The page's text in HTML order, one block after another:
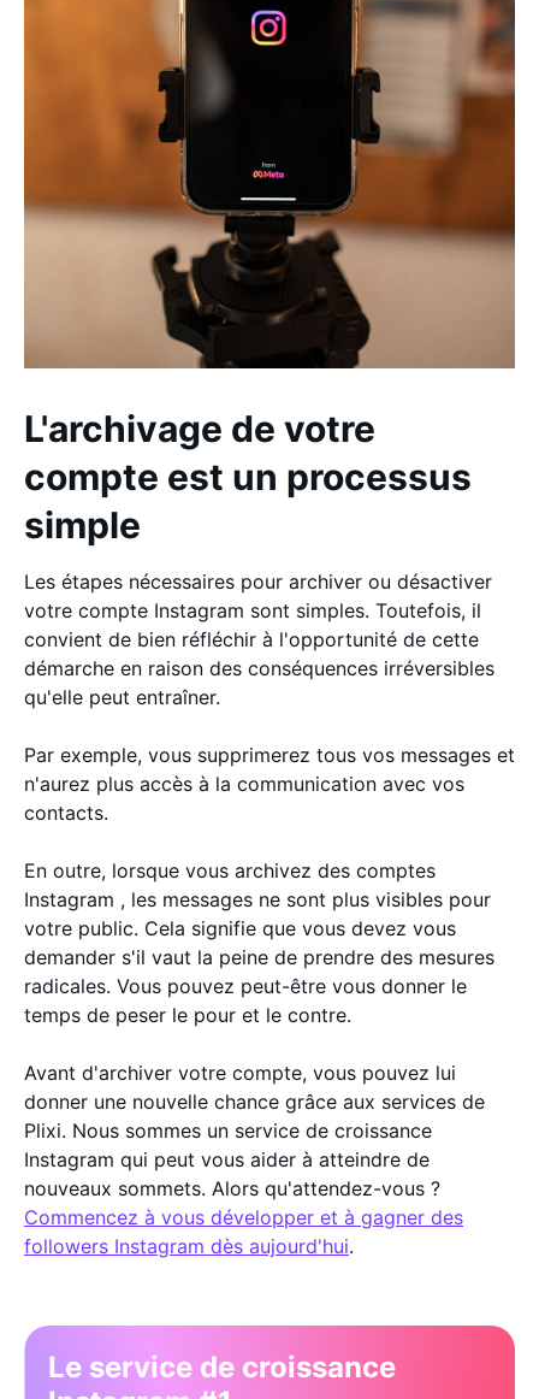
L'archivage de votre
compte est un processus
simple
Les étapes nécessaires pour archiver ou désactiver
votre compte Instagram sont simples. Toutefois, il
convient de bien réfléchir à l'opportunité de cette
démarche en raison des conséquences irréversibles
qu'elle peut entraîner.
Par exemple, vous supprimerez tous vos messages et
n'aurez plus accès à la communication avec vos
contacts.
En outre, lorsque vous archivez des comptes
Instagram , les messages ne sont plus visibles pour
votre public. Cela signifie que vous devez vous
demander s'il vaut la peine de prendre des mesures
radicales. Vous pouvez peut-être vous donner le
temps de peser le pour et le contre.
Avant d'archiver votre compte, vous pouvez lui
donner une nouvelle chance grâce aux services de
Plixi. Nous sommes un service de croissance
Instagram qui peut vous aider à atteindre de
nouveaux sommets. Alors qu'attendez-vous ?
Commencez à vous développer et à gagner des
followers Instagram dès aujourd'hui.
Le service de croissance